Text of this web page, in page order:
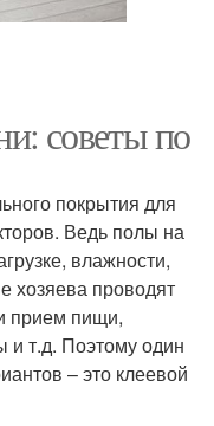
советы по
покрытия для
Ведь полы на
влажности,
хозяева проводят
прием пищи,
и т.д. Поэтому один
– это клеевой